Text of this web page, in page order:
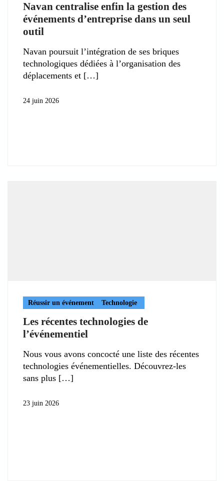
Navan centralise enfin la gestion des
événements d’entreprise dans un seul
outil
Navan poursuit l’intégration de ses briques
technologiques dédiées à l’organisation des
déplacements et
24 juin 2026
Réussir un événement Technologie
Les récentes technologies de
l’événementiel
Nous vous avons concocté une liste des récentes
technologies événementielles. Découvrez-les
sans plus
23 juin 2026